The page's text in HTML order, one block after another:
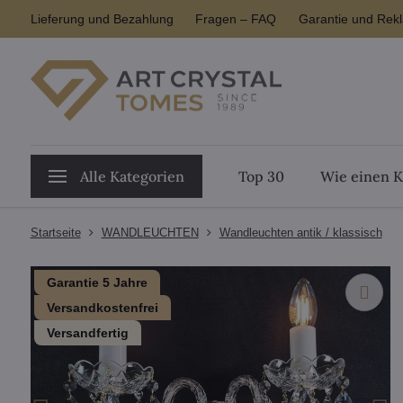
Lieferung und Bezahlung Fragen – FAQ Garantie und
Alle Kategorien Top 30 Wie einen
Startseite WANDLEUCHTEN Wandleuchten antik / klassisch
Garantie 5 Jahre
Versandkostenfrei
Versandfertig